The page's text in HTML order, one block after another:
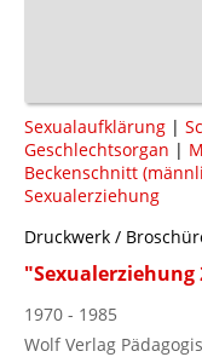
Sexualaufklärung |
Geschlechtsorgan |
Beckenschnitt
Sexualerziehung
Druckwerk /
1970 - 1985
Wolf Verlag